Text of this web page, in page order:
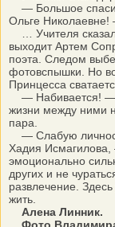
— Большое
Ольге Николаевне!
… Учителя
выходит Артем
поэта. Следом
фотовспышки. Но
Принцесса
— Набивается! —
жизни между ними
пара.
— Слабую
Хадия
эмоционально
других и не
развлечение.
жить.
Алена Линник.